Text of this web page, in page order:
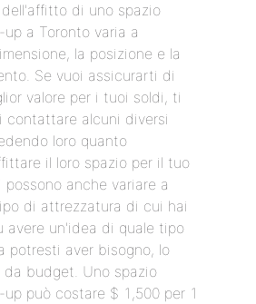
di uno spazio
a Toronto varia a
la posizione e la
Se vuoi assicurarti di
valore per i tuoi soldi, ti
contattare alcuni diversi
loro quanto
il loro spazio per il tuo
anche variare a
di attrezzatura di cui hai
avere un'idea di quale tipo
potresti aver bisogno, lo
da budget. Uno spazio
può costare $ 1,500 per 1